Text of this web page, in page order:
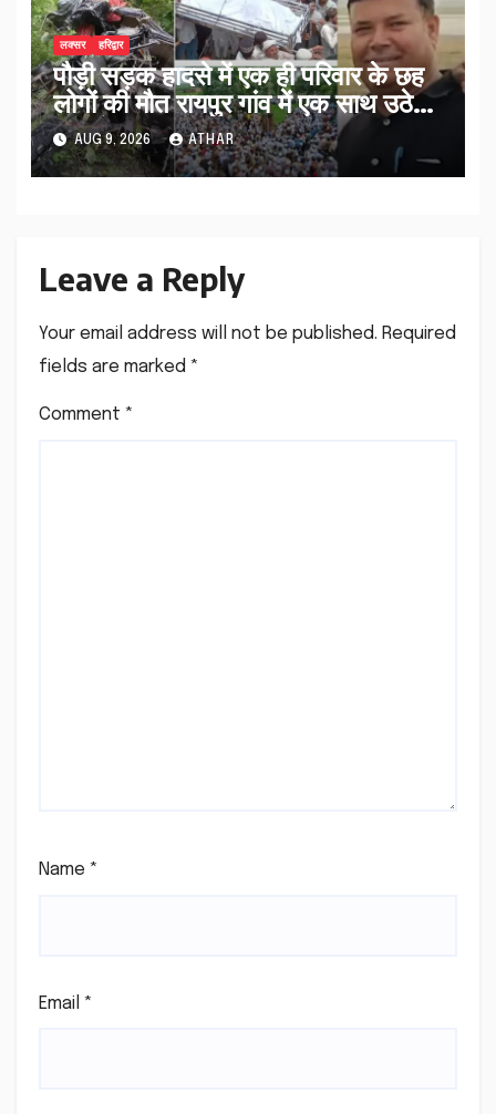
लक्सर हरिद्वार
पौड़ी सड़क हादसे में एक ही परिवार के छह
लोगों की मौत रायपुर गांव में एक साथ उठे
जनाजे…
AUG 9, 2026 ATHAR
Leave a Reply
Your email address will not be published. Required
fields are marked *
Comment *
Name *
Email *